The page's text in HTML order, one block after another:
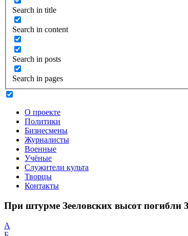
Search in title
Search in content
Search in posts
Search in pages
О проекте
Политики
Бизнесмены
Журналисты
Военные
Учёные
Служители культа
Творцы
Контакты
При штурме Зееловских высот погибли
А